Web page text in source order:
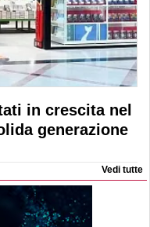
in crescita nel
generazione
Vedi tutte